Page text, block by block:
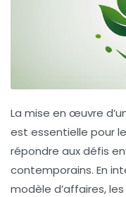
La mise en œuvre
est essentielle pour
répondre aux défis
contemporains. En
modèle d’affaires,